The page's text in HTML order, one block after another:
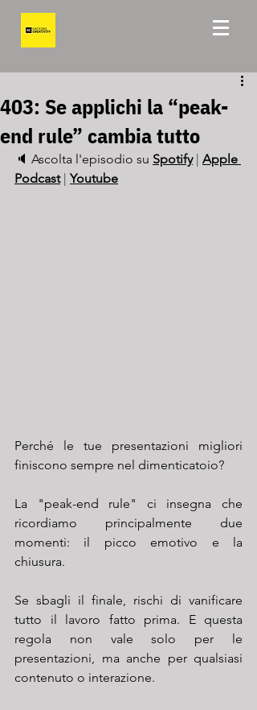
403: Se applichi la “peak-
end rule” cambia tutto
🔈 Ascolta l'episodio su Spotify | Apple
Podcast | Youtube
Perché le tue presentazioni migliori
finiscono sempre nel dimenticatoio?
La "peak-end rule" ci insegna che
ricordiamo principalmente due
momenti: il picco emotivo e la
chiusura.
Se sbagli il finale, rischi di vanificare
tutto il lavoro fatto prima. E questa
regola non vale solo per le
presentazioni, ma anche per qualsiasi
contenuto o interazione.